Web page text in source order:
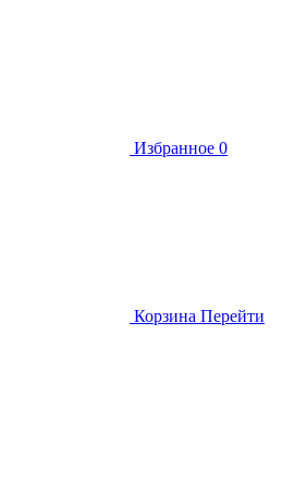
Избранное 0
Корзина Перейти